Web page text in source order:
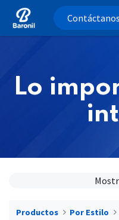
Contáctanos
Lo
Productos Por Estilo